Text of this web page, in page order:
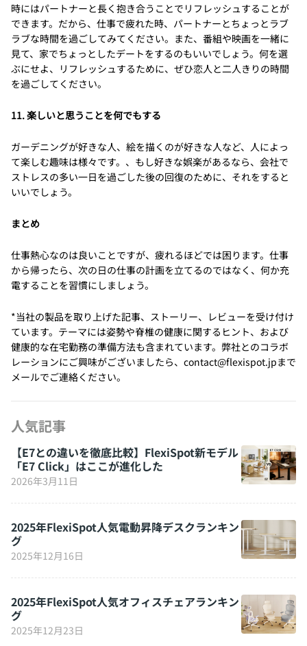
時にはパートナーと長く抱き合うことでリフレッシュすることが
できます。だから、仕事で疲れた時、パートナーとちょっとラブ
ラブな時間を過ごしてみてください。また、番組や映画を一緒に
見て、家でちょっとしたデートをするのもいいでしょう。何を選
ぶにせよ、リフレッシュするために、ぜひ恋人と二人きりの時間
を過ごしてください。
11. 楽しいと思うことを何でもする
ガーデニングが好きな人、絵を描くのが好きな人など、人によっ
て楽しむ趣味は様々です。、もし好きな娯楽があるなら、会社で
ストレスの多い一日を過ごした後の回復のために、それをすると
いいでしょう。
まとめ
仕事熱心なのは良いことですが、疲れるほどでは困ります。仕事
から帰ったら、次の日の仕事の計画を立てるのではなく、何か充
電することを習慣にしましょう。
*当社の製品を取り上げた記事、ストーリー、レビューを受け付け
ています。テーマには姿勢や脊椎の健康に関するヒント、および
健康的な在宅勤務の準備方法も含まれています。弊社とのコラボ
レーションにご興味がございましたら、contact@flexispot.jpまで
メールでご連絡ください。
人気記事
【E7との違いを徹底比較】FlexiSpot新モデル
「E7 Click」はここが進化した
2026年3月11日
2025年FlexiSpot人気電動昇降デスクランキン
グ
2025年12月16日
2025年FlexiSpot人気オフィスチェアランキン
グ
2025年12月23日